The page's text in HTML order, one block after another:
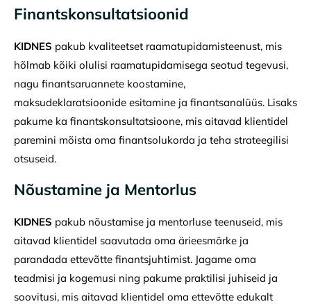
Finantskonsultatsioonid
KIDNES pakub kvaliteetset raamatupidamisteenust, mis
hõlmab kõiki olulisi raamatupidamisega seotud tegevusi,
nagu finantsaruannete koostamine,
maksudeklaratsioonide esitamine ja finantsanalüüs. Lisaks
pakume ka finantskonsultatsioone, mis aitavad klientidel
paremini mõista oma finantsolukorda ja teha strateegilisi
otsuseid.
Nõustamine ja Mentorlus
KIDNES pakub nõustamise ja mentorluse teenuseid, mis
aitavad klientidel saavutada oma ärieesmärke ja
parandada ettevõtte finantsjuhtimist. Jagame oma
teadmisi ja kogemusi ning pakume praktilisi juhiseid ja
soovitusi, mis aitavad klientidel oma ettevõtte edukalt